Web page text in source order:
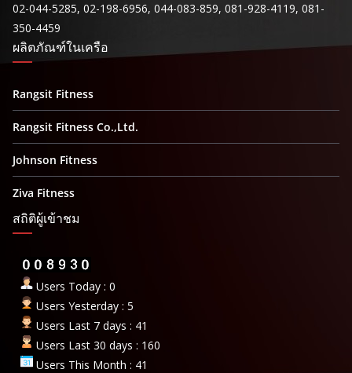
02-044-5285, 02-198-6956, 044-083-859, 081-928-4119, 081-
350-4459
ผลิตภัณฑ์ในเครือ
Rangsit Fitness
Rangsit Fitness Co.,Ltd.
Johnson Fitness
Ziva Fitness
สถิติผู้เข้าชม
Users Today : 0
Users Yesterday : 5
Users Last 7 days : 41
Users Last 30 days : 160
Users This Month : 41